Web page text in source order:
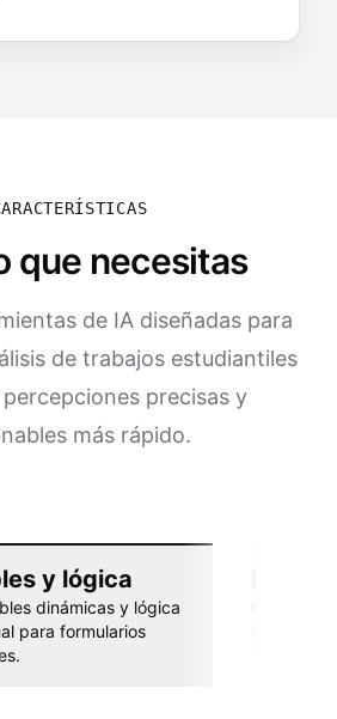
que necesitas
de IA diseñadas para
de trabajos estudiantiles
precisas y
más rápido.
y lógica
dinámicas y lógica
para formularios